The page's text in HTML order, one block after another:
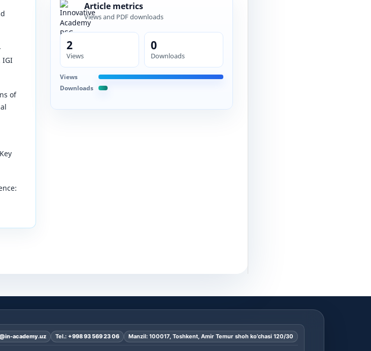
IGI
of
Article metrics
Views and PDF downloads
2
Views
0
Downloads
Views
Downloads
academy.uz Tel.: +998 93 569 23 06 Manzil: 100017, Toshkent, Amir Temur shoh ko’chasi 120/30